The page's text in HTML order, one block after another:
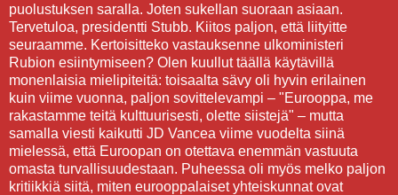
puolustuksen saralla. Joten sukellan suoraan asiaan.
Tervetuloa, presidentti Stubb. Kiitos paljon, että liityitte
seuraamme. Kertoisitteko vastauksenne ulkoministeri
Rubion esiintymiseen? Olen kuullut täällä käytävillä
monenlaisia mielipiteitä: toisaalta sävy oli hyvin erilainen
kuin viime vuonna, paljon sovittelevampi – "Eurooppa, me
rakastamme teitä kulttuurisesti, olette siistejä" – mutta
samalla viesti kaikutti JD Vancea viime vuodelta siinä
mielessä, että Euroopan on otettava enemmän vastuuta
omasta turvallisuudestaan. Puheessa oli myös melko paljon
kritiikkiä siitä, miten eurooppalaiset yhteiskunnat ovat